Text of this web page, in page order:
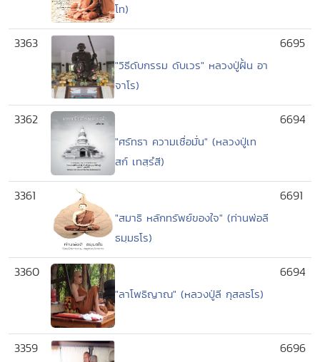
โท)
3363
"วิธีดับกรรม ดับเวร" หลวงปู่ฝั้น อา
จาโร)
6695
3362
"ศรัทธา ความเชื่อมั่น" (หลวงปู่เท
สก์ เทสฺรํสี)
6694
3361
"สมาธิ หลักทรัพย์ของใจ" (ท่านพ่อลี
ธมฺมธโร)
6691
3360
"ลาโพธิญาณ" (หลวงปู่ลี กุสลธโร)
6694
3359 6696